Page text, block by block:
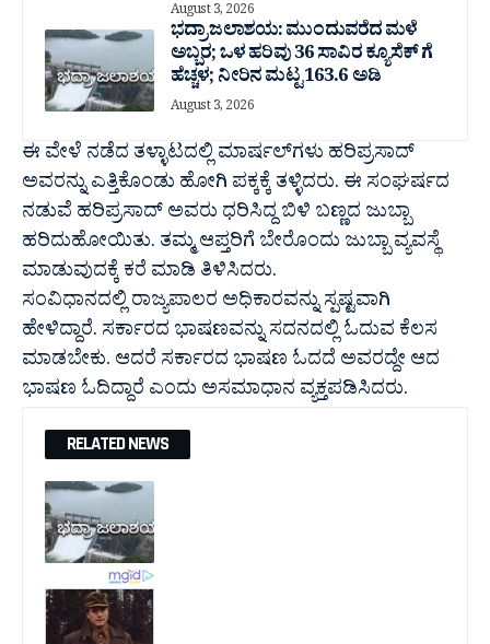
August 3, 2026
ಭದ್ರಾ ಜಲಾಶಯ: ಮುಂದುವರೆದ ಮಳೆ
ಅಬ್ಬರ; ಒಳ ಹರಿವು 36 ಸಾವಿರ‌ ಕ್ಯೂಸೆಕ್ ಗೆ
ಹೆಚ್ಚಳ; ನೀರಿನ ಮಟ್ಟ 163.6 ಅಡಿ
August 3, 2026
ಈ ವೇಳೆ ನಡೆದ ತಳ್ಳಾಟದಲ್ಲಿ ಮಾರ್ಷಲ್‌ಗಳು ಹರಿಪ್ರಸಾದ್
ಅವರನ್ನು ಎತ್ತಿಕೊಂಡು ಹೋಗಿ ಪಕ್ಕಕ್ಕೆ ತಳ್ಳಿದರು. ಈ ಸಂಘರ್ಷದ
ನಡುವೆ ಹರಿಪ್ರಸಾದ್ ಅವರು ಧರಿಸಿದ್ದ ಬಿಳಿ ಬಣ್ಣದ ಜುಬ್ಬಾ
ಹರಿದುಹೋಯಿತು. ತಮ್ಮ ಆಪ್ತರಿಗೆ ಬೇರೊಂದು ಜುಬ್ಬಾ ವ್ಯವಸ್ಥೆ
ಮಾಡುವುದಕ್ಕೆ ಕರೆ ಮಾಡಿ ತಿಳಿಸಿದರು.
ಸಂವಿಧಾನದಲ್ಲಿ ರಾಜ್ಯಪಾಲರ ಅಧಿಕಾರವನ್ನು ಸ್ಪಷ್ಟವಾಗಿ
ಹೇಳಿದ್ದಾರೆ. ಸರ್ಕಾರದ ಭಾಷಣವನ್ನು ಸದನದಲ್ಲಿ ಓದುವ ಕೆಲಸ
ಮಾಡಬೇಕು. ಆದರೆ ಸರ್ಕಾರದ ಭಾಷಣ ಓದದೆ ಅವರದ್ದೇ ಆದ
ಭಾಷಣ ಓದಿದ್ದಾರೆ ಎಂದು ಅಸಮಾಧಾನ ವ್ಯಕ್ತಪಡಿಸಿದರು.
RELATED NEWS